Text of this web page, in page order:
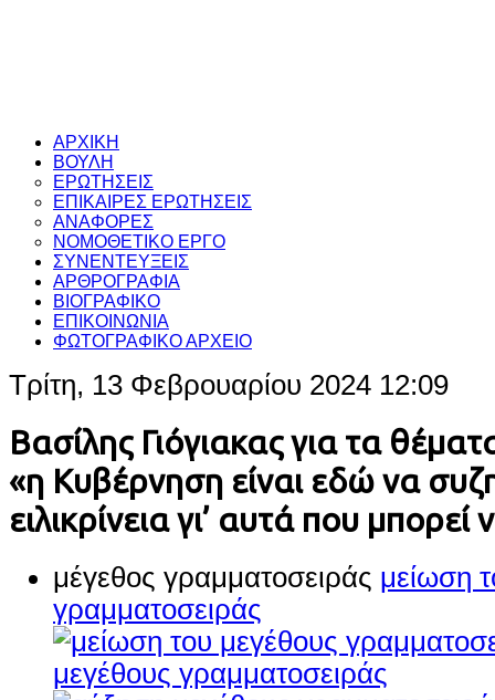
ΑΡΧΙΚΗ
ΒΟΥΛΗ
ΕΡΩΤΗΣΕΙΣ
ΕΠΙΚΑΙΡΕΣ ΕΡΩΤΗΣΕΙΣ
ΑΝΑΦΟΡΕΣ
ΝΟΜΟΘΕΤΙΚΟ ΕΡΓΟ
ΣΥΝΕΝΤΕΥΞΕΙΣ
ΑΡΘΡΟΓΡΑΦΙΑ
ΒΙΟΓΡΑΦΙΚΟ
ΕΠΙΚΟΙΝΩΝΙΑ
ΦΩΤΟΓΡΑΦΙΚΟ ΑΡΧΕΙΟ
Τρίτη, 13 Φεβρουαρίου 2024 12:09
Βασίλης Γιόγιακας για τα
«η Κυβέρνηση είναι εδώ να
ειλικρίνεια γι’ αυτά που μπορεί
μέγεθος γραμματοσειράς μείωση
γραμματοσειράς
μεγέθους γραμματοσειράς